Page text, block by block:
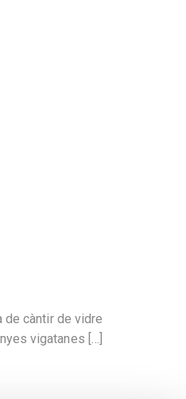
de càntir de vidre
vigatanes […]